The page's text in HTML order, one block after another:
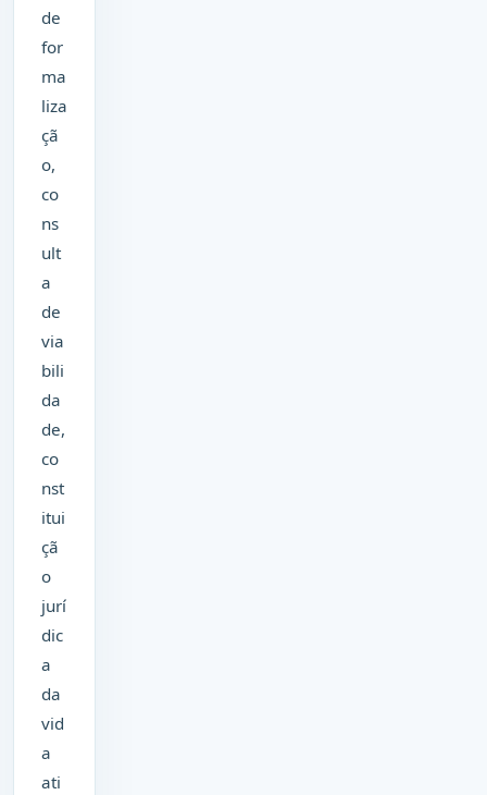
de
for
ma
liza
çã
o,
co
ns
ult
a
de
via
bili
da
de,
co
nst
itui
çã
o
jurí
dic
a
da
vid
a
ati